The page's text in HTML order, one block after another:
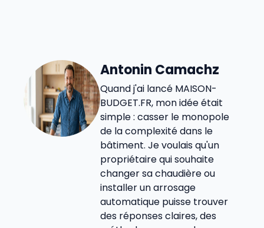
Antonin Camachz
Quand j'ai lancé MAISON-
BUDGET.FR, mon idée était
simple : casser le monopole
de la complexité dans le
bâtiment. Je voulais qu'un
propriétaire qui souhaite
changer sa chaudière ou
installer un arrosage
automatique puisse trouver
des réponses claires, des